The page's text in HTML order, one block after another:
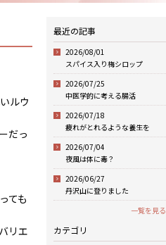
ルウ
だっ
ても
リエ
最近の記事
2026/08/01
スパイス入り梅シロップ
2026/07/25
中医学的に考える腸活
2026/07/18
疲れがとれるような養生を
2026/07/04
夜風は体に毒？
2026/06/27
丹沢山に登りました
一覧を見る
カテゴリ